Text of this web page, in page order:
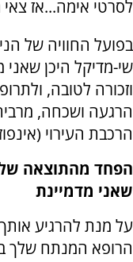
לסרטי אימה...אז
בפועל החוויה של
שי-מדיקל היכן
וזכורה לטובה,
הרגעה ושכחה,
הרכבת העירוי
הפחד מהתוצאה של
שאני מדמיינת
על מנת להרגיע
הרופא המנתח שלך